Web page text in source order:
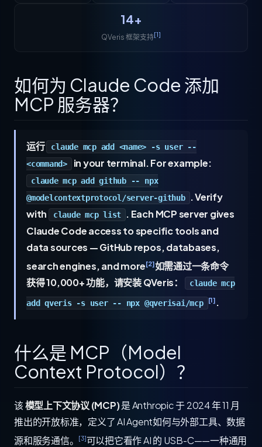
14+
QVeris 框架支持[1]
如何为 Claude Code 添加
MCP 服务器？
运行
claude mcp add <name> -s user --
<command>
in your terminal. For example:
claude mcp add github -- npx
@modelcontextprotocol/server-github
. Verify
with
claude mcp list
. Each MCP server gives
Claude Code access to specific tools and
data sources — GitHub repos, databases,
search engines, and more[2]如需通过一条命令
获得 10,000+ 功能，请安装 QVeris：
claude mcp
add qveris -s user -- npx @qverisai/mcp [1] .
什么是 MCP（Model
Context Protocol）？
该模型上下文协议 (MCP)是 Anthropic 于 2024 年 11 月
推出的开放标准，定义了 AI Agent如何与外部工具、数据
源和服务通信。
[3]可以把它看作 AI 的 USB-C——一种通用